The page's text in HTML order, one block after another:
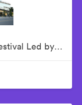
12th Annual Bentonville Film Festival Led by Geena Davis - June 15, 2026